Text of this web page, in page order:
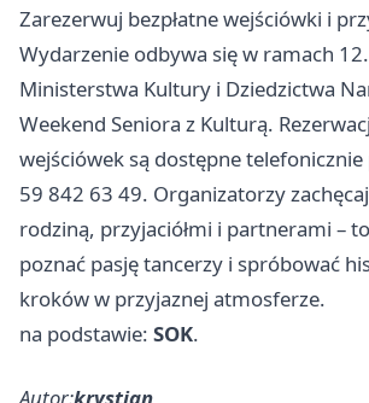
Zarezerwuj bezpłatne wejściówki i
Wydarzenie odbywa się w ramach
Ministerstwa Kultury i Dziedzictwa
Weekend Seniora z Kulturą.
wejściówek są dostępne
59 842 63 49. Organizatorzy
rodziną, przyjaciółmi i partnerami –
poznać pasję tancerzy i spróbować
kroków w przyjaznej atmosferze.
na podstawie: SOK.